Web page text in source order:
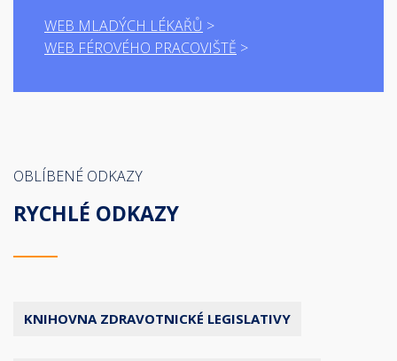
WEB MLADÝCH LÉKAŘŮ
WEB FÉROVÉHO PRACOVIŠTĚ
OBLÍBENÉ ODKAZY
RYCHLÉ ODKAZY
KNIHOVNA ZDRAVOTNICKÉ LEGISLATIVY